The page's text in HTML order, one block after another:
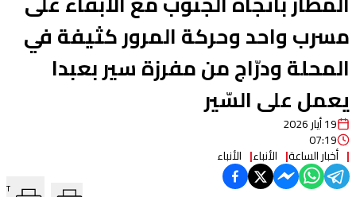
آراء
فيديو
مواقف
وليد جنبلاطالحزب
ابحث
مسرب واحد وحركة المرور كثيفة في
المحلة ودرّاج من مفرزة سير بعبدا
يعمل على السّير
19 أيار 2026
07:19
أخبار الساعة الأنباء الأنباء
T